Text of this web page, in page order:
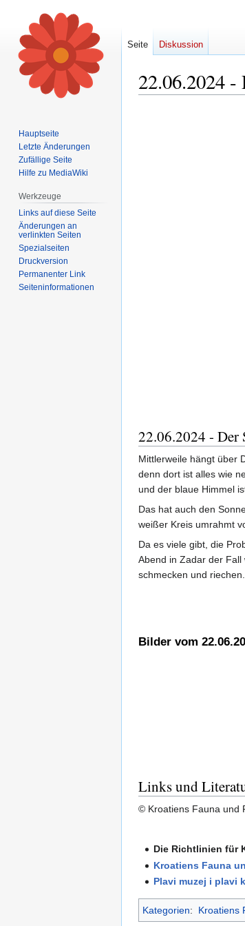
22.06.2024 -
22.06.2024 - Der
Mittlerweile hängt über
denn dort ist alles wie
und der blaue Himmel
Das hat auch den
weißer Kreis umrahmt
Da es viele gibt, die
Abend in Zadar der Fall
schmecken und riechen.
Bilder vom
Links und
© Kroatiens Fauna und
Die Richtlinien für
Kroatiens Fauna
Plavi muzej i plavi
Kategorien: Kroatiens
Seite Diskussion
Hauptseite
Letzte Änderungen
Zufällige Seite
Hilfe zu MediaWiki
Werkzeuge
Links auf diese Seite
Änderungen an
verlinkten Seiten
Spezialseiten
Druckversion
Permanenter Link
Seiten­informationen